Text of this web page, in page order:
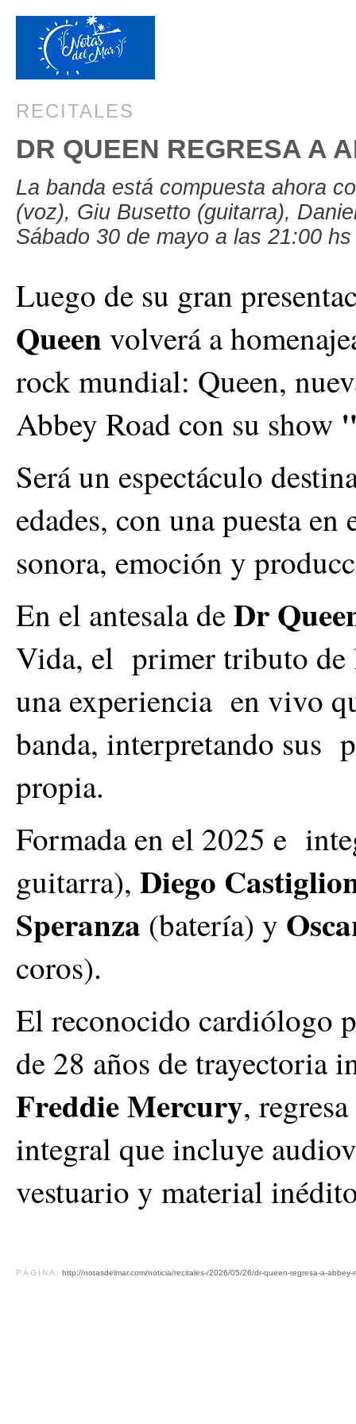
RECITALES
DR QUEEN REGRESA A
La banda está compuesta ahora
(voz), Giu Busetto (guitarra),
Sábado 30 de mayo a las 21:00
Luego de su gran
Queen volverá a
rock mundial: Queen,
Abbey Road con su show
Será un espectáculo
edades, con una puesta
sonora, emoción y
En el antesala deDr
Vida, el primer tributo de
una experiencia en vivo
banda, interpretando sus
propia.
Formada en el 2025 e
guitarra), Diego
Speranza (batería) y
coros).
El reconocido cardiólogo
de 28 años de trayectoria
Freddie Mercury,
integral que incluye
vestuario y material
PÁGINA: http://notasdelmar.com/noticia/recitales-/2026/05/26/dr-queen-regresa-a-abbey-